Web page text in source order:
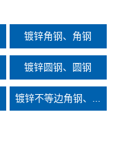
镀锌角钢、角钢
镀锌圆钢、圆钢
镀锌不等边角钢、...